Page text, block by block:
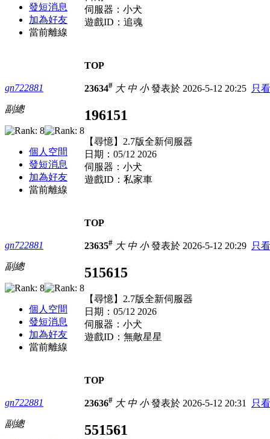
發短消息
加為好友
當前離線
伺服器：小犬
遊戲ID：追魂
TOP
gn722881
副總
個人空間
發短消息
加為好友
當前離線
23634# 大 中 小發表於 2026-5-12 20:25 只
196151
【尋憶】2.7版全新伺服器
日期：05/12 2026
伺服器：小犬
遊戲ID：私家車
TOP
gn722881
副總
個人空間
發短消息
加為好友
當前離線
23635# 大 中 小發表於 2026-5-12 20:29 只
515615
【尋憶】2.7版全新伺服器
日期：05/12 2026
伺服器：小犬
遊戲ID：無敵星星
TOP
gn722881
副總
23636# 大 中 小發表於 2026-5-12 20:31 只
551561